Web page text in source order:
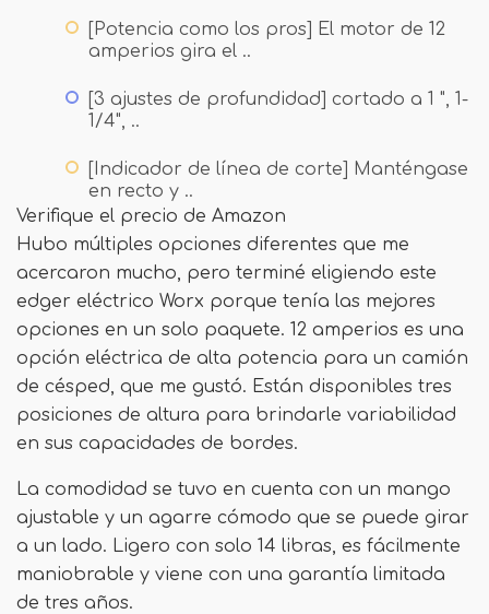
[Potencia como los pros] El motor de 12
amperios gira el ..
[3 ajustes de profundidad] cortado a 1 ", 1-
1/4", ..
[Indicador de línea de corte] Manténgase
en recto y ..
Verifique el precio de Amazon
Hubo múltiples opciones diferentes que me
acercaron mucho, pero terminé eligiendo este
edger eléctrico Worx porque tenía las mejores
opciones en un solo paquete. 12 amperios es una
opción eléctrica de alta potencia para un camión
de césped, que me gustó. Están disponibles tres
posiciones de altura para brindarle variabilidad
en sus capacidades de bordes.
La comodidad se tuvo en cuenta con un mango
ajustable y un agarre cómodo que se puede girar
a un lado. Ligero con solo 14 libras, es fácilmente
maniobrable y viene con una garantía limitada
de tres años.